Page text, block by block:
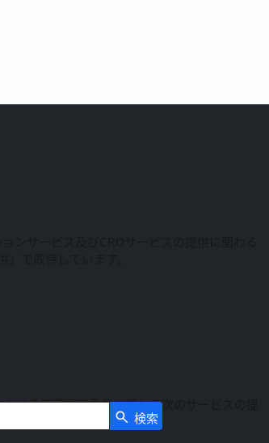
検索
ける医薬関連事業に関わる次のサービスの提